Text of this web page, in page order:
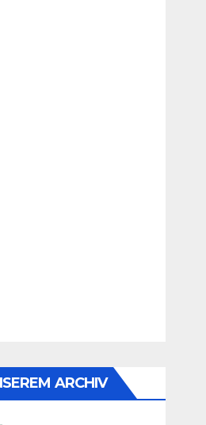
ARCHIV